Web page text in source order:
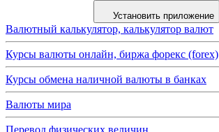
Установить приложение
Валютный калькулятор, калькулятор валют
Курсы валюты онлайн, биржа форекс (forex)
Курсы обмена наличной валюты в банках
Валюты мира
Перевод физических величин